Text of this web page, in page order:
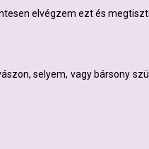
elvégzem ezt és
selyem, vagy bársony